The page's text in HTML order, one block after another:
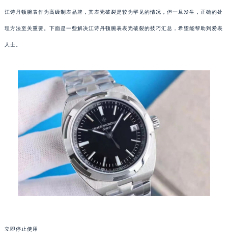
江诗丹顿腕表作为高级制表品牌，其表壳破裂是较为罕见的情况，但一旦发生，正确的处
理方法至关重要。下面是一些解决江诗丹顿腕表表壳破裂的技巧汇总，希望能帮助到爱表
人士。
立即停止使用